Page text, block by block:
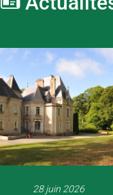
28 juin 2026